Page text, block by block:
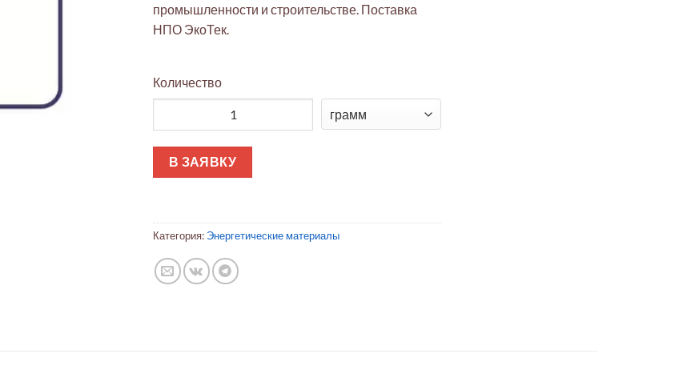
промышленности и строительстве. Поставка
НПО ЭкоТек.
Количество
В ЗАЯВКУ
Категория: Энергетические материалы